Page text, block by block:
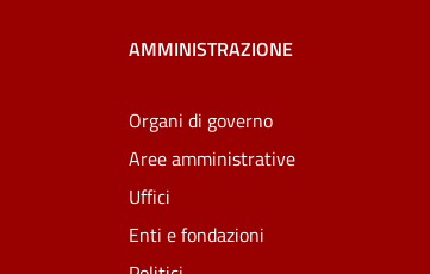
AMMINISTRAZIONE
Organi di governo
Aree amministrative
Uffici
Enti e fondazioni